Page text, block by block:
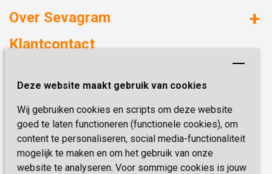
Deze website maakt gebruik van cookies
Wij gebruiken cookies en scripts om deze website
goed te laten functioneren (functionele cookies), om
content te personaliseren, social media-functionaliteit
mogelijk te maken en om het gebruik van onze
website te analyseren. Voor sommige cookies is jouw
Huizen met zorg
Onze specialiteiten
Over Sevagram
Duurzaamheid
Kwaliteit & Klantbeleving
Missie & Visie
Vastgoed
Innovatie
Klantcontact
6419 PB Heerlen
Telefoon:0900 777 4 777
E-mail:zorgbemiddeling@sevagram.nl
Schrijf je nu in!